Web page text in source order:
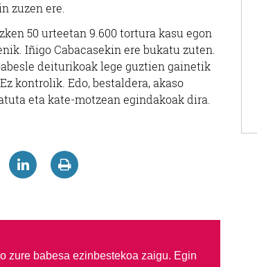
zuzen ere.
50 urteetan 9.600 tortura kasu egon
Iñigo Cabacasekin ere bukatu zuten.
deiturikoak lege guztien gainetik
kontrolik. Edo, bestaldera, akaso
eta kate-motzean egindakoak dira.
zure babesa ezinbestekoa zaigu. Egin